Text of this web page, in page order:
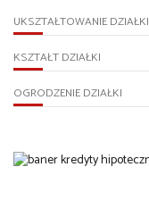
UKSZTAŁTOWANIE DZIAŁKI
KSZTAŁT DZIAŁKI
OGRODZENIE DZIAŁKI